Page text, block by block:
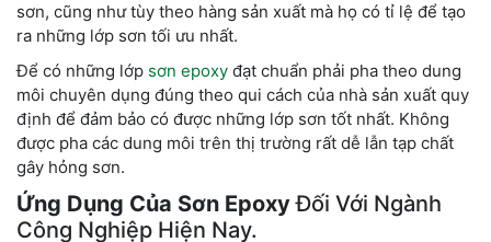
sơn, cũng như tùy theo hàng sản xuất mà họ có tỉ lệ để tạo
ra những lớp sơn tối ưu nhất.
Để có những lớp sơn epoxy đạt chuẩn phải pha theo dung
môi chuyên dụng đúng theo qui cách của nhà sản xuất quy
định để đảm bảo có được những lớp sơn tốt nhất. Không
được pha các dung môi trên thị trường rất dễ lẫn tạp chất
gây hỏng sơn.
Ứng Dụng Của Sơn EpoxyĐối Với Ngành
Công Nghiệp Hiện Nay.